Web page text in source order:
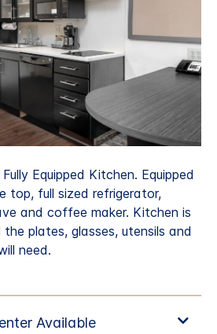
Equipped Kitchen. Equipped
top, full sized refrigerator,
and coffee maker. Kitchen is
plates, glasses, utensils and
need.